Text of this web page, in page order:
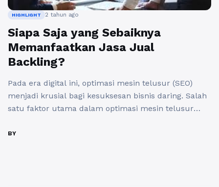
HIGHLIGHT 2 tahun ago
Siapa Saja yang Sebaiknya
Memanfaatkan Jasa Jual
Backling?
Pada era digital ini, optimasi mesin telusur (SEO)
menjadi krusial bagi kesuksesan bisnis daring. Salah
satu faktor utama dalam optimasi mesin telusur
halaman web lain ke halaman web Anda. Dalam
BY